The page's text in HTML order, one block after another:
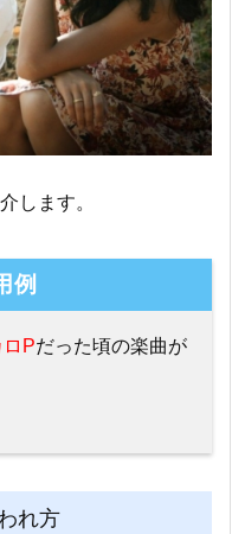
します。
例
ロPだった頃の楽曲が
れ方